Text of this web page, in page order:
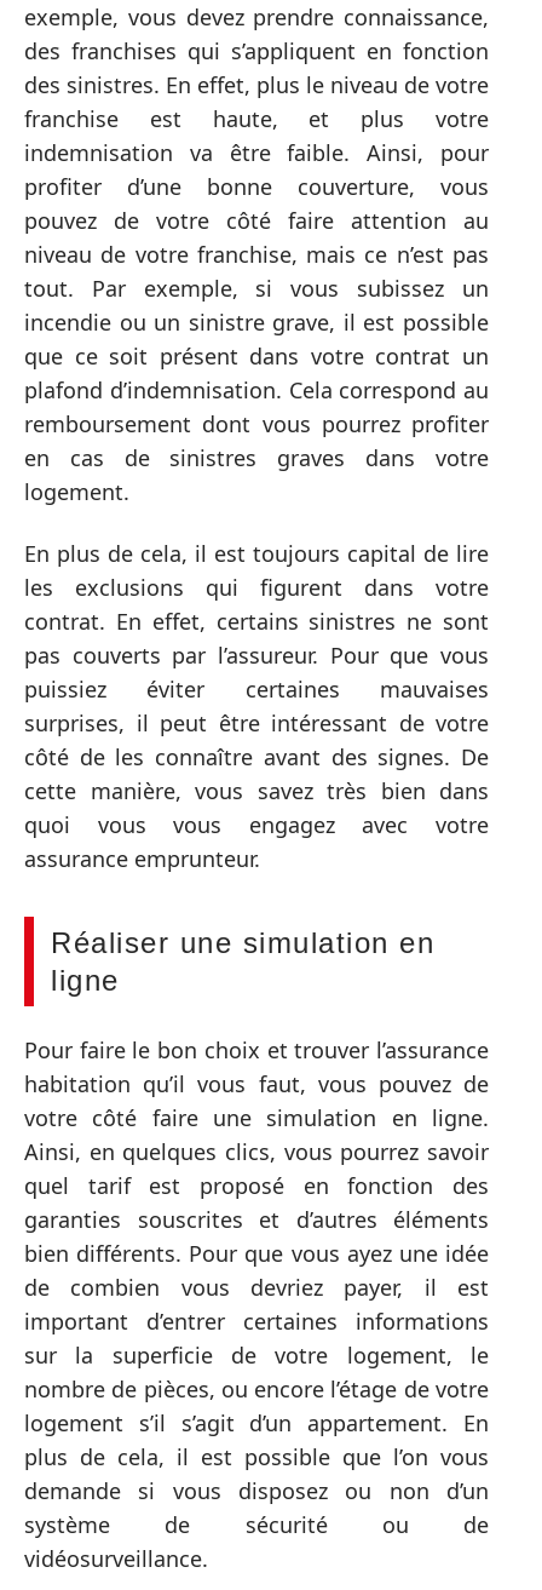
exemple, vous devez prendre connaissance,
des franchises qui s’appliquent en fonction
des sinistres. En effet, plus le niveau de votre
franchise est haute, et plus votre
indemnisation va être faible. Ainsi, pour
profiter d’une bonne couverture, vous
pouvez de votre côté faire attention au
niveau de votre franchise, mais ce n’est pas
tout. Par exemple, si vous subissez un
incendie ou un sinistre grave, il est possible
que ce soit présent dans votre contrat un
plafond d’indemnisation. Cela correspond au
remboursement dont vous pourrez profiter
en cas de sinistres graves dans votre
logement.
En plus de cela, il est toujours capital de lire
les exclusions qui figurent dans votre
contrat. En effet, certains sinistres ne sont
pas couverts par l’assureur. Pour que vous
puissiez éviter certaines mauvaises
surprises, il peut être intéressant de votre
côté de les connaître avant des signes. De
cette manière, vous savez très bien dans
quoi vous vous engagez avec votre
assurance emprunteur.
Réaliser une simulation en
ligne
Pour faire le bon choix et trouver l’assurance
habitation qu’il vous faut, vous pouvez de
votre côté faire une simulation en ligne.
Ainsi, en quelques clics, vous pourrez savoir
quel tarif est proposé en fonction des
garanties souscrites et d’autres éléments
bien différents. Pour que vous ayez une idée
de combien vous devriez payer, il est
important d’entrer certaines informations
sur la superficie de votre logement, le
nombre de pièces, ou encore l’étage de votre
logement s’il s’agit d’un appartement. En
plus de cela, il est possible que l’on vous
demande si vous disposez ou non d’un
système de sécurité ou de
vidéosurveillance.